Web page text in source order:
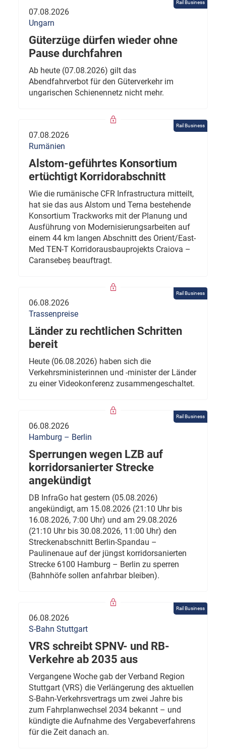
Rail Business
07.08.2026
Ungarn
Güterzüge dürfen wieder ohne
Pause durchfahren
Ab heute (07.08.2026) gilt das
Abendfahrverbot für den Güterverkehr im
ungarischen Schienennetz nicht mehr.
Rail Business
07.08.2026
Rumänien
Alstom-geführtes Konsortium
ertüchtigt Korridorabschnitt
Wie die rumänische CFR Infrastructura mitteilt,
hat sie das aus Alstom und Terna bestehende
Konsortium Trackworks mit der Planung und
Ausführung von Modernisierungsarbeiten auf
einem 44 km langen Abschnitt des Orient/East-
Med TEN-T Korridorausbauprojekts Craiova –
Caransebeș beauftragt.
Rail Business
06.08.2026
Trassenpreise
Länder zu rechtlichen Schritten
bereit
Heute (06.08.2026) haben sich die
Verkehrsministerinnen und -minister der Länder
zu einer Videokonferenz zusammengeschaltet.
Rail Business
06.08.2026
Hamburg – Berlin
Sperrungen wegen LZB auf
korridorsanierter Strecke
angekündigt
DB InfraGo hat gestern (05.08.2026)
angekündigt, am 15.08.2026 (21:10 Uhr bis
16.08.2026, 7:00 Uhr) und am 29.08.2026
(21:10 Uhr bis 30.08.2026, 11:00 Uhr) den
Streckenabschnitt Berlin-Spandau –
Paulinenaue auf der jüngst korridorsanierten
Strecke 6100 Hamburg – Berlin zu sperren
(Bahnhöfe sollen anfahrbar bleiben).
Rail Business
06.08.2026
S-Bahn Stuttgart
VRS schreibt SPNV- und RB-
Verkehre ab 2035 aus
Vergangene Woche gab der Verband Region
Stuttgart (VRS) die Verlängerung des aktuellen
S-Bahn-Verkehrsvertrags um zwei Jahre bis
zum Fahrplanwechsel 2034 bekannt – und
kündigte die Aufnahme des Vergabeverfahrens
für die Zeit danach an.